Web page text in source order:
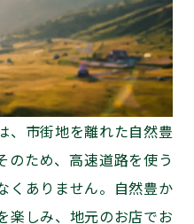
、市街地を離れた自然豊
のため、高速道路を使う
くありません。自然豊か
楽しみ、地元のお店でお